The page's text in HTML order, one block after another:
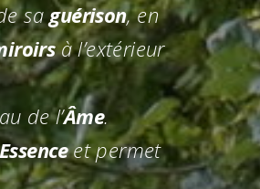
saguérison, en
à l’extérieur
de l’Âme.
Essenceet permet